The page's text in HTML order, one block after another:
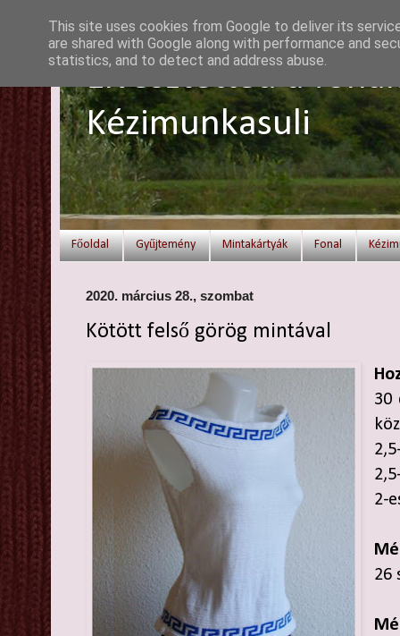
Elvesztetted a
Kézimunkasuli
Főoldal Gyűjtemény Mintakártyák Fonal
2020. március 28., szombat
Kötött felső görög mintával
30
2-
26
This site uses cookies from Google to deliver its
are shared with Google along with performance and
statistics, and to detect and address abuse.